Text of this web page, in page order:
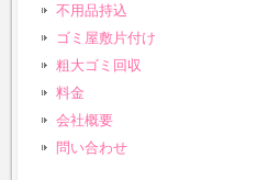
不用品持込
ゴミ屋敷片付け
粗大ゴミ回収
料金
会社概要
問い合わせ